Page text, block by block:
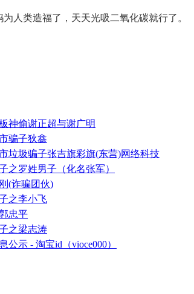
人类造福了，天天光吸二氧化碳就行了。
神偷谢正超与谢广明
骗子狄鑫
垃圾骗子张吉旗彩旗(东营)网络科技
之罗姓男子（化名张军）
(诈骗团伙)
之李小飞
忠平
之梁志涛
公示 - 淘宝id（vioce000）